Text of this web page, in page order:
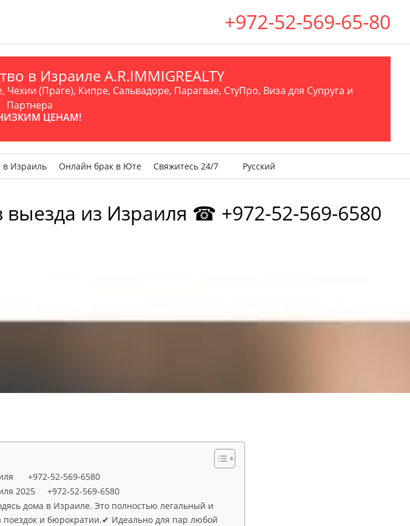
+972-52-569-65-80
в Израиле A.R.IMMIGREALTY
(Праге), Кипре, Сальвадоре, Парагвае, СтуПро, Виза для Супруга и
Партнера
ЦЕНАМ!
в Израиль Онлайн брак в Юте Свяжитесь 24/7 Русский
из Израиля ☎ +972-52-569-6580
+972-52-569-6580
2025 +972-52-569-6580
дома в Израиле. Это полностью легальный и
и бюрократии.✔ Идеально для пар любой